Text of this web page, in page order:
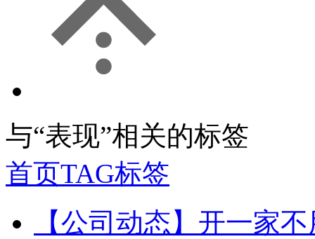
与“表现”相关的标签
首页TAG标签
【公司动态】开一家